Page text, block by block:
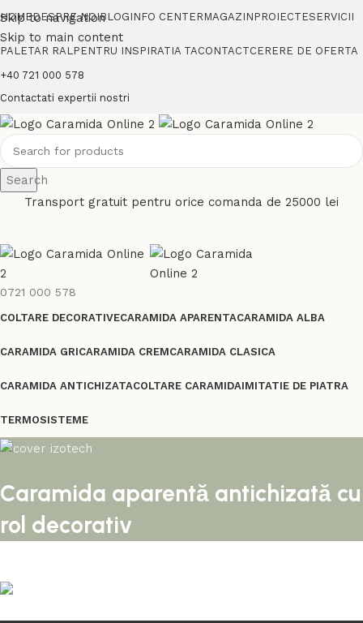
Skip to navigation
Skip to main content
HOMEDESPRE NOIBLOG INFO CENTERMAGAZIN PROIECTESERVICII
PALETAR RALPENTRU INSPIRATIA TACONTACTCERERE DE OFERTA
+40 721 000 578
Contactati expertii nostri
Search
Transport gratuit pentru orice comanda de 25000 lei
0721 000 578
COLTARE DECORATIVECARAMIDA APARENTACARAMIDA ALBA
CARAMIDA GRICARAMIDA CREMCARAMIDA CLASICA
CARAMIDA ANTICHIZATACOLTARE CARAMIDAIMITATIE DE PIATRA
TERMOSISTEME
Caramida aparentă antichizată cu
rol decorativ